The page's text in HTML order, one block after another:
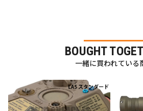
BOUGHT
一緒に買われている